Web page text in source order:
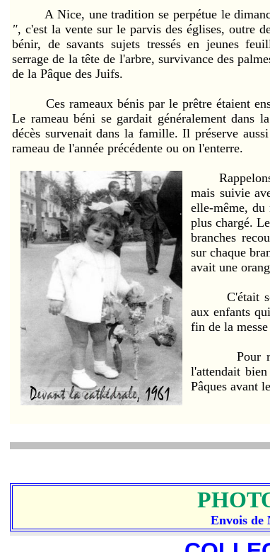
A Nice, une tradition se perpétue le
", c'est la vente sur le parvis des églises, outre
bénir, de savants sujets tressés en jeunes
serrage de la tête de l'arbre, survivance des
de la Pâque des Juifs.
Ces rameaux bénis par le prêtre étaient
Le rameau béni se gardait généralement dans
décès survenait dans la famille. Il préserve
rameau de l'année précédente ou on l'enterre.
Rappelons-
mais suivie
elle-même,
plus chargé.
branches
sur chaque
avait une
C'était
aux enfants
fin de la
Pour rien
l'attendait
Pâques avant
Envois de